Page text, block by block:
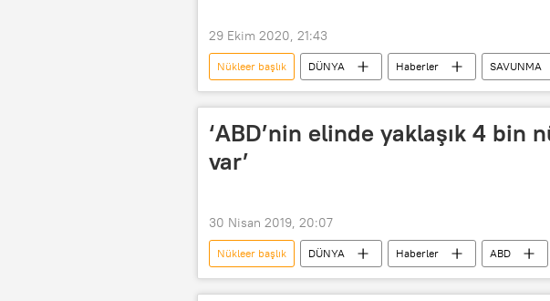
29 Ekim 2020, 21:43
Nükleer başlık DÜNYA Haberler SAVUNMA
Kıtalararası balistik füze
Füze denemesi
‘ABD’nin elinde yaklaşık 4 bin
var’
30 Nisan 2019, 20:07
Nükleer başlık DÜNYA Haberler ABD
Tehdit